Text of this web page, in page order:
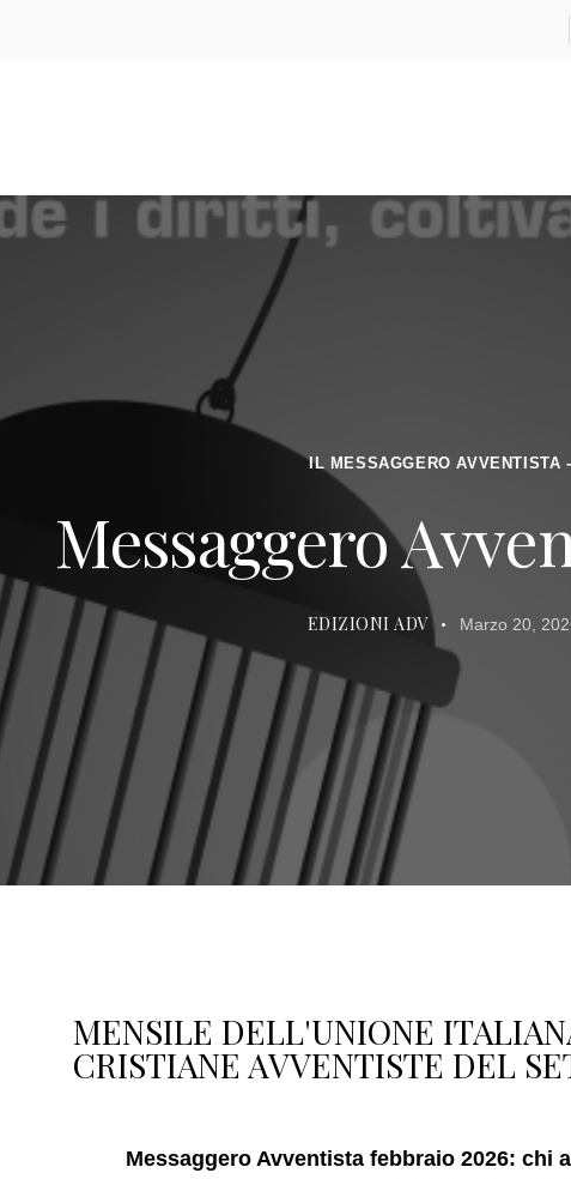
IL MESSAGGERO AVVENTISTA
Messaggero
EDIZIONI ADV Marzo 20,
MENSILE DELL'UNIONE
CRISTIANE AVVENTISTE DEL
Messaggero Avventista febbraio 2026: chi